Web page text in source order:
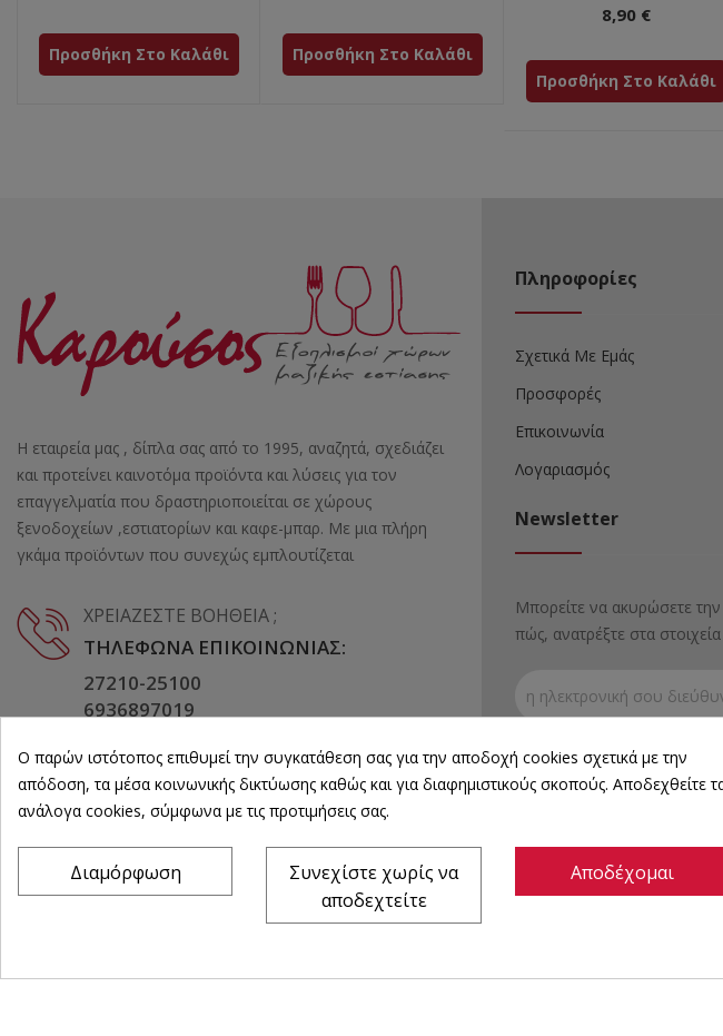
Προσθήκη Στο Καλάθι Προσθήκη Στο Καλάθι
8,90 €
Προσθήκη Στο Καλάθι
Η εταιρεία μας , δίπλα σας από το 1995, αναζητά, σχεδιάζει
και προτείνει καινοτόμα προϊόντα και λύσεις για τον
επαγγελματία που δραστηριοποιείται σε χώρους
ξενοδοχείων ,εστιατορίων και καφε-μπαρ. Με μια πλήρη
γκάμα προϊόντων που συνεχώς εμπλουτίζεται
ΧΡΕΙΆΖΕΣΤΕ ΒΟΉΘΕΙΑ ;
ΤΗΛΈΦΩΝΑ ΕΠΙΚΟΙΝΩΝΊΑΣ:
27210-25100
6936897019
EMAIL:
INFO@KAROUSOSEXOPLISMOI.GR
Πληροφορίες
Σχετικά Με Εμάς
Προσφορές
Επικοινωνία
Λογαριασμός
Newsletter
Μπορείτε να ακυρώσετε
πώς, ανατρέξτε στα
Αποδέχομαι τους όρους και
Ο παρών ιστότοπος επιθυμεί την συγκατάθεση σας για την αποδοχή cookies σχετικά με την
απόδοση, τα μέσα κοινωνικής δικτύωσης καθώς και για διαφημιστικούς σκοπούς. Αποδεχθείτε
ανάλογα cookies, σύμφωνα με τις προτιμήσεις σας.
Αποδέχομαι
Συνεχίστε χωρίς να
αποδεχτείτε
Διαμόρφωση